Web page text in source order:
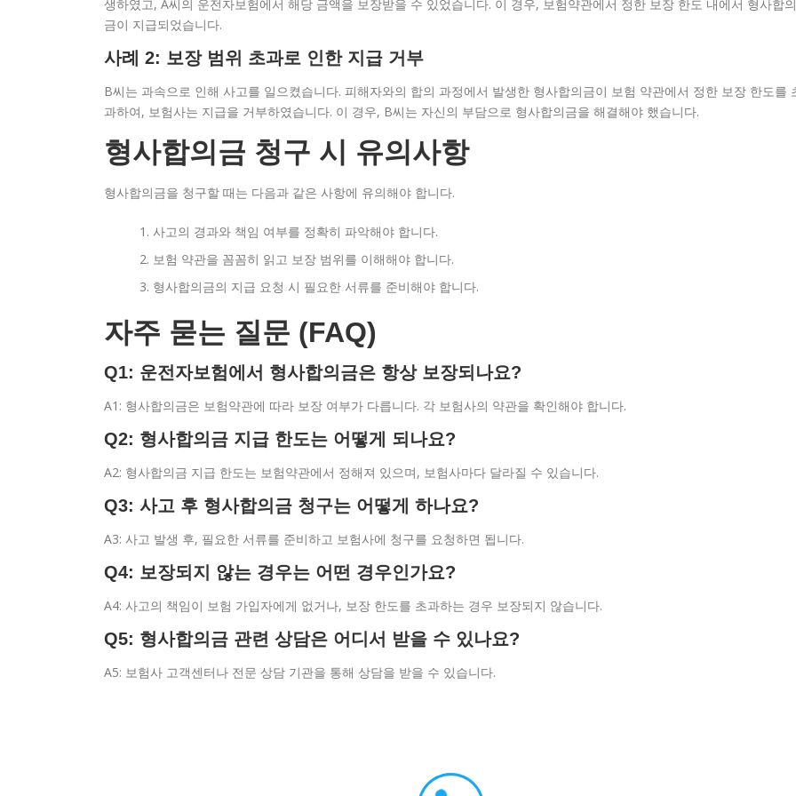
생하였고, A씨의 운전자보험에서 해당 금액을 보장받을 수 있었습니다. 이 경우, 보험약관에서 정한 보장 한도 내에서 형사합의
금이 지급되었습니다.
사례 2: 보장 범위 초과로 인한 지급 거부
B씨는 과속으로 인해 사고를 일으켰습니다. 피해자와의 합의 과정에서 발생한 형사합의금이 보험 약관에서 정한 보장 한도를
과하여, 보험사는 지급을 거부하였습니다. 이 경우, B씨는 자신의 부담으로 형사합의금을 해결해야 했습니다.
형사합의금 청구 시 유의사항
형사합의금을 청구할 때는 다음과 같은 사항에 유의해야 합니다.
사고의 경과와 책임 여부를 정확히 파악해야 합니다.
보험 약관을 꼼꼼히 읽고 보장 범위를 이해해야 합니다.
형사합의금의 지급 요청 시 필요한 서류를 준비해야 합니다.
자주 묻는 질문 (FAQ)
Q1: 운전자보험에서 형사합의금은 항상 보장되나요?
A1: 형사합의금은 보험약관에 따라 보장 여부가 다릅니다. 각 보험사의 약관을 확인해야 합니다.
Q2: 형사합의금 지급 한도는 어떻게 되나요?
A2: 형사합의금 지급 한도는 보험약관에서 정해져 있으며, 보험사마다 달라질 수 있습니다.
Q3: 사고 후 형사합의금 청구는 어떻게 하나요?
A3: 사고 발생 후, 필요한 서류를 준비하고 보험사에 청구를 요청하면 됩니다.
Q4: 보장되지 않는 경우는 어떤 경우인가요?
A4: 사고의 책임이 보험 가입자에게 없거나, 보장 한도를 초과하는 경우 보장되지 않습니다.
Q5: 형사합의금 관련 상담은 어디서 받을 수 있나요?
A5: 보험사 고객센터나 전문 상담 기관을 통해 상담을 받을 수 있습니다.